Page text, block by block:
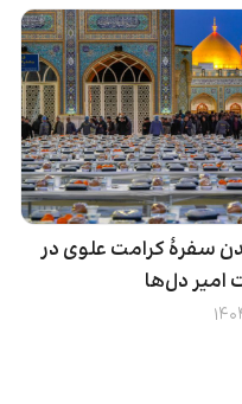
سفرهٔ کرامت علوی در
دل‌ها